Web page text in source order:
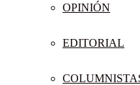
OPINIÓN
EDITORIAL